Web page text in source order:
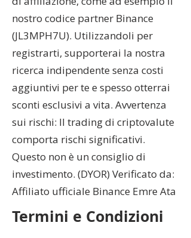
nostro codice partner Binance
(JL3MPH7U). Utilizzandoli per
registrarti, supporterai la nostra
ricerca indipendente senza costi
aggiuntivi per te e spesso otterrai
sconti esclusivi a vita. Avvertenza
sui rischi: Il trading di criptovalute
comporta rischi significativi.
Questo non è un consiglio di
investimento. (DYOR) Verificato da:
Affiliato ufficiale Binance Emre Ata
Termini e Condizioni